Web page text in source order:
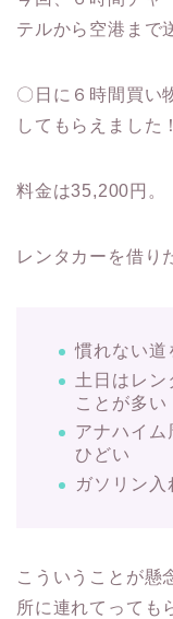
テルから空港まで
〇日に６時間買い
してもらえました！
料金は35,200円。
レンタカーを借り
慣れない道
土日はレン
ことが多い
アナハイム
ひどい
ガソリン
こういうことが懸
所に連れてっても